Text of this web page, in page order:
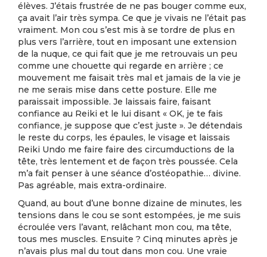
élèves. J’étais frustrée de ne pas bouger comme eux,
ça avait l’air très sympa. Ce que je vivais ne l’était pas
vraiment. Mon cou s’est mis à se tordre de plus en
plus vers l’arrière, tout en imposant une extension
de la nuque, ce qui fait que je me retrouvais un peu
comme une chouette qui regarde en arrière ; ce
mouvement me faisait très mal et jamais de la vie je
ne me serais mise dans cette posture. Elle me
paraissait impossible. Je laissais faire, faisant
confiance au Reiki et le lui disant « OK, je te fais
confiance, je suppose que c’est juste ». Je détendais
le reste du corps, les épaules, le visage et laissais
Reiki Undo me faire faire des circumductions de la
tête, très lentement et de façon très poussée. Cela
m’a fait penser à une séance d’ostéopathie… divine.
Pas agréable, mais extra-ordinaire.
Quand, au bout d’une bonne dizaine de minutes, les
tensions dans le cou se sont estompées, je me suis
écroulée vers l’avant, relâchant mon cou, ma tête,
tous mes muscles. Ensuite ? Cinq minutes après je
n’avais plus mal du tout dans mon cou. Une vraie